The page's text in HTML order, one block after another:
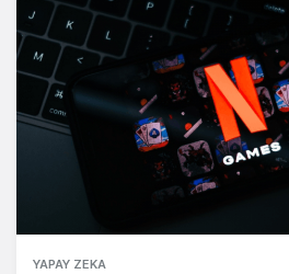
YAPAY ZEKA